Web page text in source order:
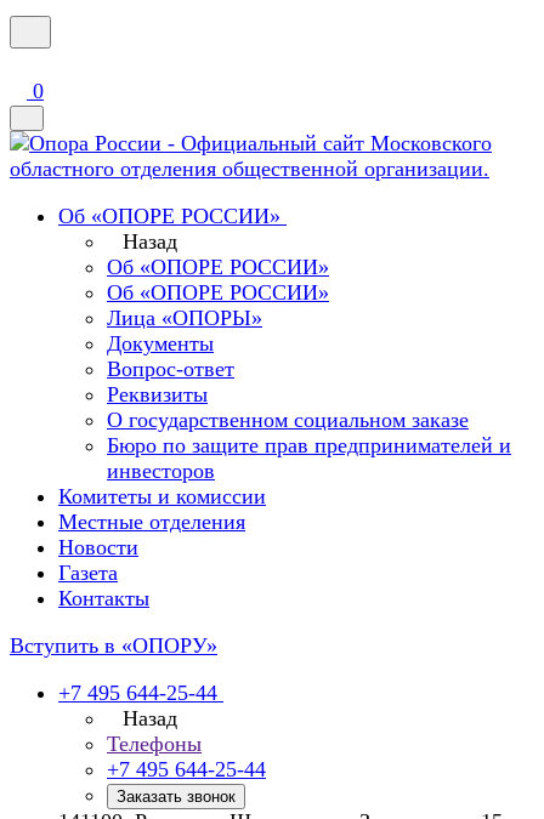
0
Об «ОПОРЕ РОССИИ»
Назад
Об «ОПОРЕ РОССИИ»
Об «ОПОРЕ РОССИИ»
Лица «ОПОРЫ»
Документы
Вопрос-ответ
Реквизиты
О государственном социальном заказе
Бюро по защите прав предпринимателей и
инвесторов
Комитеты и комиссии
Местные отделения
Новости
Газета
Контакты
Вступить в «ОПОРУ»
+7 495 644-25-44
Назад
Телефоны
+7 495 644-25-44
Заказать звонок